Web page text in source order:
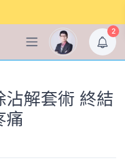
2
沾解套術 終結
痛